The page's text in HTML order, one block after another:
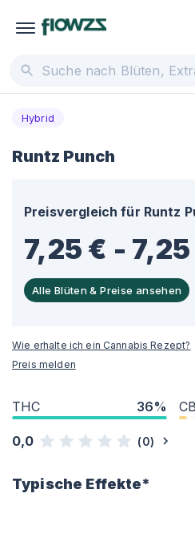
Hybrid
Runtz Punch
Preisvergleich für Runtz
7,25 € -
Alle Blüten & Preise ansehen
Wie erhalte ich ein Cannabis Rezept?
Preis melden
THC 36%
0,0 (0)
Typische Effekte*